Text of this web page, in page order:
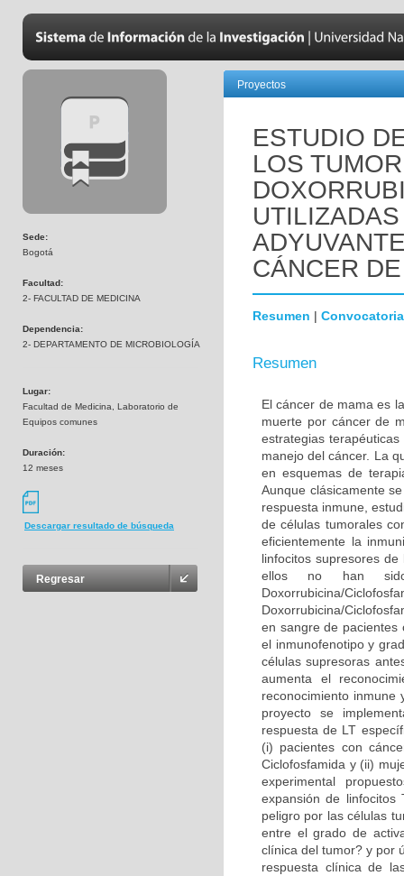
Sede:
Bogotá
Facultad:
2- FACULTAD DE MEDICINA
Dependencia:
2- DEPARTAMENTO DE MICROBIOLOGÍA
Lugar:
Facultad de Medicina, Laboratorio de
Equipos comunes
Duración:
12 meses
Descargar resultado de búsqueda
Regresar
Proyectos
ESTUDIO
LOS
CÁNCER
Resumen | Convocatoria
Resumen
El cáncer de mama es
muerte por cáncer de
estrategias
manejo del cáncer. La
en esquemas de
Aunque clásicamente
respuesta inmune,
de células tumorales
eficientemente la
linfocitos supresores
ellos no han
Doxorrubicina/
Doxorrubicina/
en sangre de pacientes
el inmunofenotipo y
células supresoras
aumenta el
reconocimiento
proyecto se
respuesta de LT
(i) pacientes con
Ciclofosfamida y (ii)
experimental
expansión de
peligro por las células
entre el grado de
clínica del tumor? y por
respuesta clínica de